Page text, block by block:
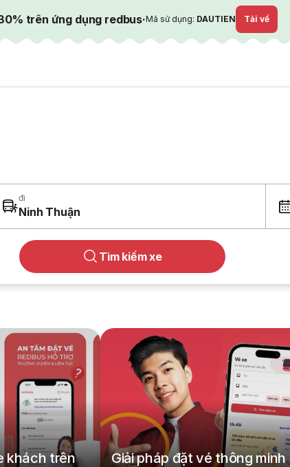
trên ứng dụng redbus·Mã sử dụng: DAUTIEN Tải về
đi
Ninh Thuận
Tìm kiếm xe
khách trên
Giải pháp đặt vé thông minh